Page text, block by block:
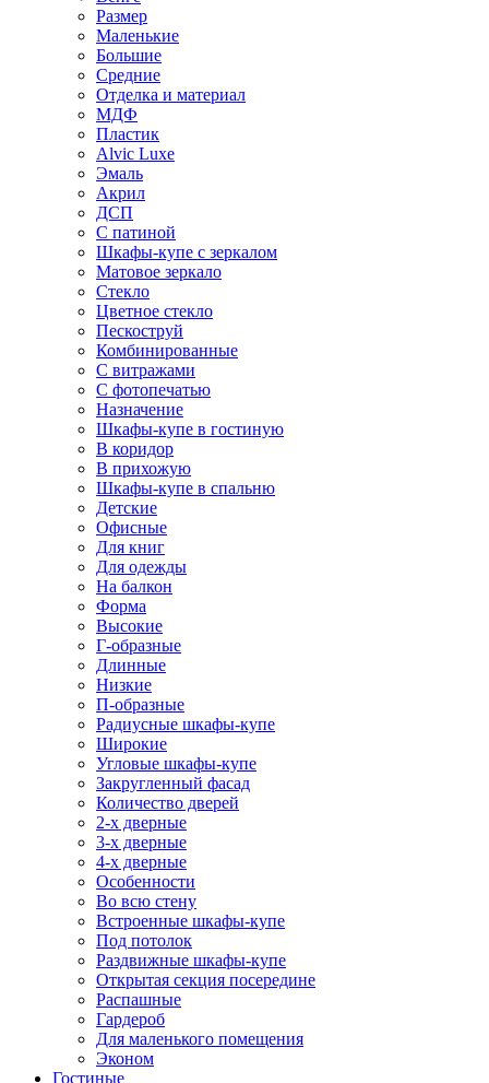
Размер
Маленькие
Большие
Средние
Отделка и материал
МДФ
Пластик
Alvic Luxe
Эмаль
Акрил
ДСП
С патиной
Шкафы-купе с зеркалом
Матовое зеркало
Стекло
Цветное стекло
Пескоструй
Комбинированные
С витражами
С фотопечатью
Назначение
Шкафы-купе в гостиную
В коридор
В прихожую
Шкафы-купе в спальню
Детские
Офисные
Для книг
Для одежды
На балкон
Форма
Высокие
Г-образные
Длинные
Низкие
П-образные
Радиусные шкафы-купе
Широкие
Угловые шкафы-купе
Закругленный фасад
Количество дверей
2-х дверные
3-х дверные
4-х дверные
Особенности
Во всю стену
Встроенные шкафы-купе
Под потолок
Раздвижные шкафы-купе
Открытая секция посередине
Распашные
Гардероб
Для маленького помещения
Эконом
Гостиные